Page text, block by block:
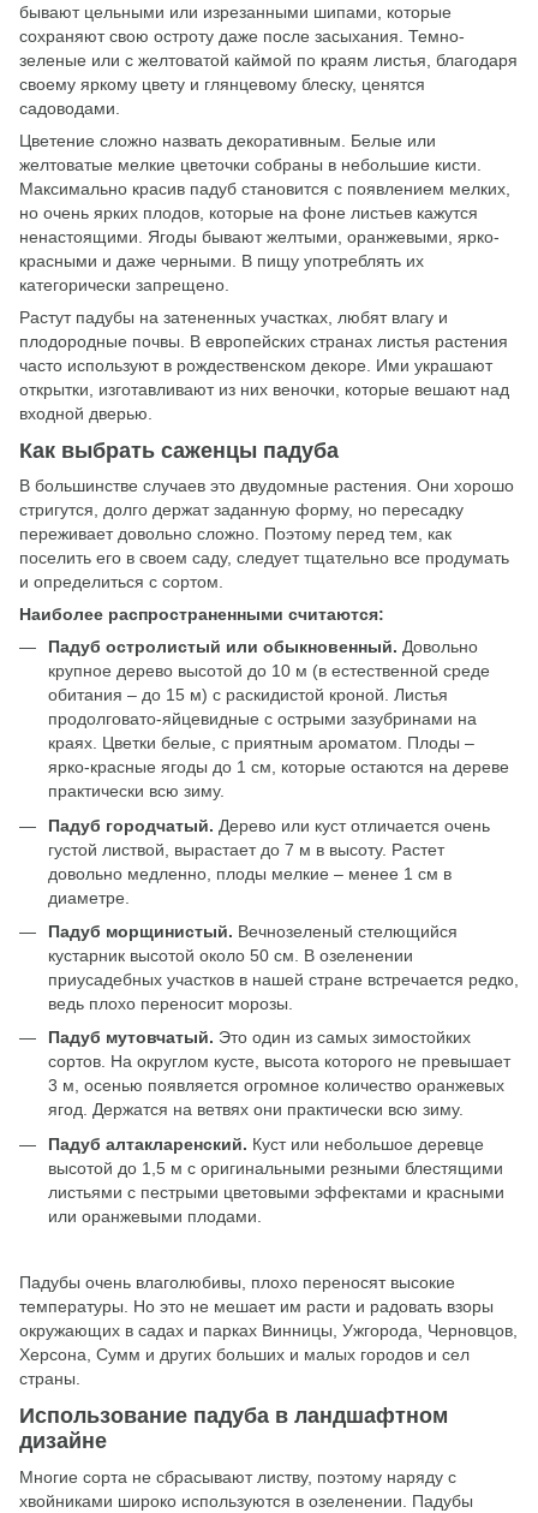
бывают цельными или изрезанными шипами, которые
сохраняют свою остроту даже после засыхания. Темно-
зеленые или с желтоватой каймой по краям листья, благодаря
своему яркому цвету и глянцевому блеску, ценятся
садоводами.
Цветение сложно назвать декоративным. Белые или
желтоватые мелкие цветочки собраны в небольшие кисти.
Максимально красив падуб становится с появлением мелких,
но очень ярких плодов, которые на фоне листьев кажутся
ненастоящими. Ягоды бывают желтыми, оранжевыми, ярко-
красными и даже черными. В пищу употреблять их
категорически запрещено.
Растут падубы на затененных участках, любят влагу и
плодородные почвы. В европейских странах листья растения
часто используют в рождественском декоре. Ими украшают
открытки, изготавливают из них веночки, которые вешают над
входной дверью.
Как выбрать саженцы падуба
В большинстве случаев это двудомные растения. Они хорошо
стригутся, долго держат заданную форму, но пересадку
переживает довольно сложно. Поэтому перед тем, как
поселить его в своем саду, следует тщательно все продумать
и определиться с сортом.
Наиболее распространенными считаются:
Падуб остролистый или обыкновенный. Довольно
крупное дерево высотой до 10 м (в естественной среде
обитания – до 15 м) с раскидистой кроной. Листья
продолговато-яйцевидные с острыми зазубринами на
краях. Цветки белые, с приятным ароматом. Плоды –
ярко-красные ягоды до 1 см, которые остаются на дереве
практически всю зиму.
Падуб городчатый. Дерево или куст отличается очень
густой листвой, вырастает до 7 м в высоту. Растет
довольно медленно, плоды мелкие – менее 1 см в
диаметре.
Падуб морщинистый. Вечнозеленый стелющийся
кустарник высотой около 50 см. В озеленении
приусадебных участков в нашей стране встречается редко,
ведь плохо переносит морозы.
Падуб мутовчатый. Это один из самых зимостойких
сортов. На округлом кусте, высота которого не превышает
3 м, осенью появляется огромное количество оранжевых
ягод. Держатся на ветвях они практически всю зиму.
Падуб алтакларенский. Куст или небольшое деревце
высотой до 1,5 м с оригинальными резными блестящими
листьями с пестрыми цветовыми эффектами и красными
или оранжевыми плодами.
Падубы очень влаголюбивы, плохо переносят высокие
температуры. Но это не мешает им расти и радовать взоры
окружающих в садах и парках Винницы, Ужгорода, Черновцов,
Херсона, Сумм и других больших и малых городов и сел
страны.
Использование падуба в ландшафтном
дизайне
Многие сорта не сбрасывают листву, поэтому наряду с
хвойниками широко используются в озеленении. Падубы